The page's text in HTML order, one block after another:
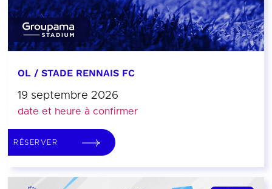
OL / STADE RENNAIS FC
19 septembre 2026
date et heure à confirmer
RÉSERVER